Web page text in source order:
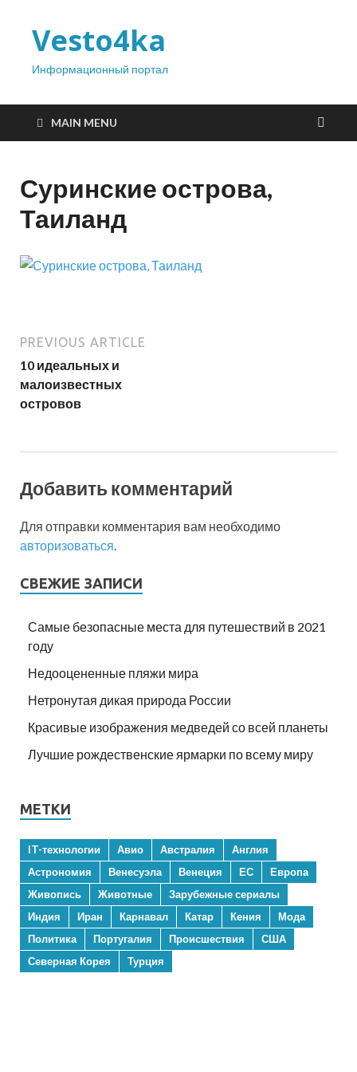
Vesto4ka
Информационный портал
MAIN MENU
Суринские острова,
Таиланд
PREVIOUS ARTICLE
10 идеальных и
малоизвестных
островов
Добавить комментарий
Для отправки комментария вам необходимо
авторизоваться
СВЕЖИЕ ЗАПИСИ
Самые безопасные места для путешествий в 2021
году
Недооцененные пляжи мира
Нетронутая дикая природа России
Красивые изображения медведей со всей планеты
Лучшие рождественские ярмарки по всему миру
МЕТКИ
IT-технологии Авио Австралия
Англия
Астрономия
Венесуэла Венеция ЕС
Европа
Живопись
Животные
Зарубежные сериалы
Индия
Иран Карнавал Катар Кения
Мода
Политика
Португалия Происшествия
США
Северная Корея
Турция